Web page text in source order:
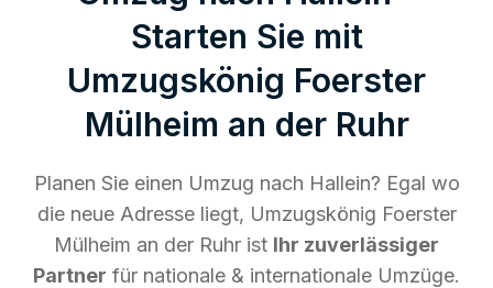
Starten Sie mit
Umzugskönig Foerster
Mülheim an der Ruhr
Planen Sie einen Umzug nach Hallein? Egal wo
die neue Adresse liegt, Umzugskönig Foerster
Mülheim an der Ruhr ist Ihr zuverlässiger
Partner für nationale & internationale Umzüge.